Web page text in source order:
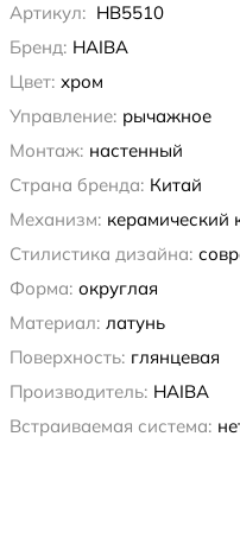
Артикул: HB5510
Бренд: HAIBA
Цвет: хром
Управление: рычажное
Монтаж: настенный
Страна бренда: Китай
Механизм: керамический
Стилистика дизайна:
Форма: округлая
Материал: латунь
Поверхность: глянцевая
Производитель: HAIBA
Встраиваемая система: